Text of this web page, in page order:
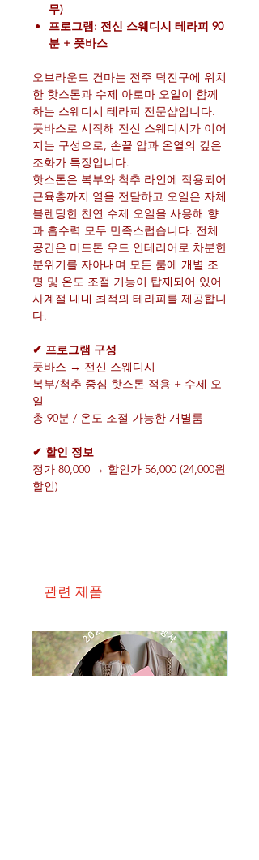
무)
프로그램: 전신 스웨디시 테라피 90
분 + 풋바스
오브라운드 건마는 전주 덕진구에 위치
한 핫스톤과 수제 아로마 오일이 함께
하는 스웨디시 테라피 전문샵입니다.
풋바스로 시작해 전신 스웨디시가 이어
지는 구성으로, 손끝 압과 온열의 깊은
조화가 특징입니다.
핫스톤은 복부와 척추 라인에 적용되어
근육층까지 열을 전달하고 오일은 자체
블렌딩한 천연 수제 오일을 사용해 향
과 흡수력 모두 만족스럽습니다. 전체
공간은 미드톤 우드 인테리어로 차분한
분위기를 자아내며 모든 룸에 개별 조
명 및 온도 조절 기능이 탑재되어 있어
사계절 내내 최적의 테라피를 제공합니
다.
✔ 프로그램 구성
풋바스 → 전신 스웨디시
복부/척추 중심 핫스톤 적용 + 수제 오
일
총 90분 / 온도 조절 가능한 개별룸
✔ 할인 정보
정가 80,000 → 할인가 56,000 (24,000원
할인)
관련 제품